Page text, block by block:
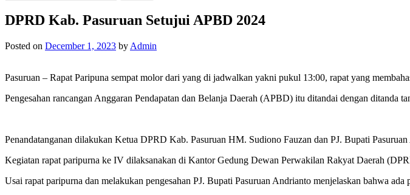
for:
DPRD Kab. Pasuruan Setujui APBD 2024
Posted on December 1, 2023 by Admin
Pasuruan – Rapat Paripuna sempat molor dari yang di jadwalkan yakni pukul 13:00, rapat yang
Pengesahan rancangan Anggaran Pendapatan dan Belanja Daerah (APBD) itu ditandai dengan ditanda
Penandatanganan dilakukan Ketua DPRD Kab. Pasuruan HM. Sudiono Fauzan dan PJ. Bupati
Kegiatan rapat paripurna ke IV dilaksanakan di Kantor Gedung Dewan Perwakilan Rakyat Daerah
Usai rapat paripurna dan melakukan pengesahan PJ. Bupati Pasuruan Andrianto menjelaskan bahwa